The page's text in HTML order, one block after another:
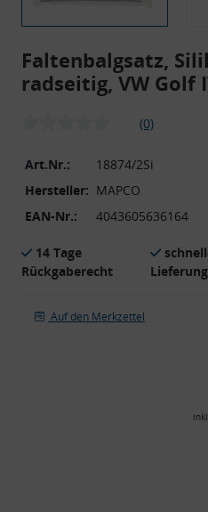
Faltenbalgsatz,
radseitig, VW Golf
(0)
Art.Nr.:
18874/2Si
Hersteller: MAPCO
EAN-Nr.:
4043605636164
14 Tage
Rückgaberecht
Lieferung
Auf den Merkzettel